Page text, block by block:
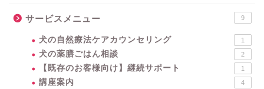
サービスメニュー 9
犬の自然療法ケアカウンセリング 1
犬の薬膳ごはん相談 2
【既存のお客様向け】継続サポート 1
講座案内 4